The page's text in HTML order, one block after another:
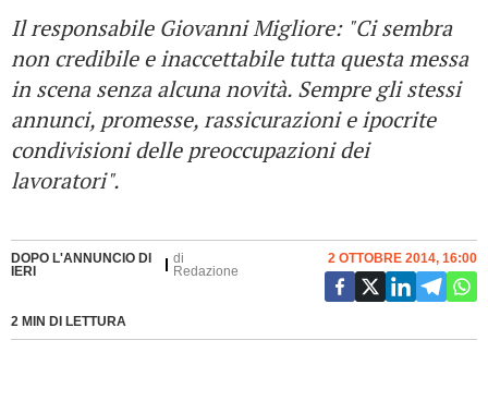
Il responsabile Giovanni Migliore: "Ci sembra
non credibile e inaccettabile tutta questa messa
in scena senza alcuna novità. Sempre gli stessi
annunci, promesse, rassicurazioni e ipocrite
condivisioni delle preoccupazioni dei
lavoratori".
DOPO L'ANNUNCIO DI
IERI
di
Redazione
2 MIN DI LETTURA
2 OTTOBRE 2014, 16:00